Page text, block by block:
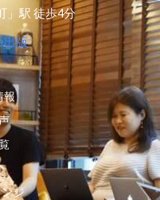
」駅 徒歩4分
出版
報
ジ